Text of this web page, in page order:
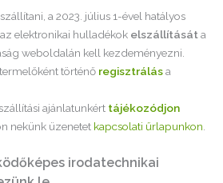
a 2023. július 1-ével hatályos
elektronikai hulladékok elszállítását a
weboldalán kell kezdeményezni.
történő regisztrálása
ajánlatunkért tájékozódjon
nekünk üzenetet kapcsolati űrlapunkon
irodatechnikai